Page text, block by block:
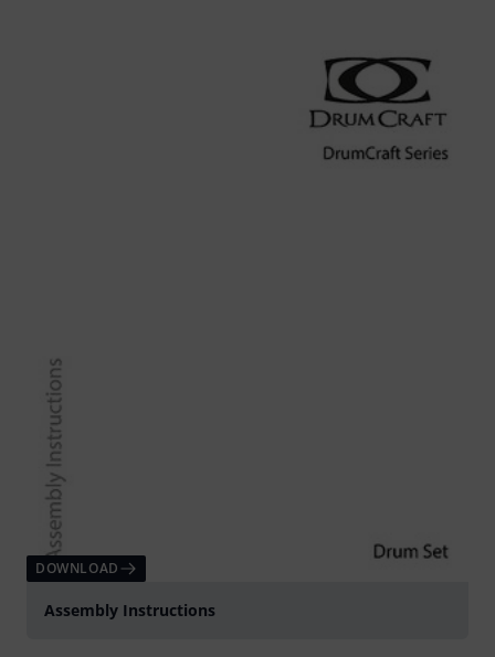
DOWNLOAD
Assembly Instructions